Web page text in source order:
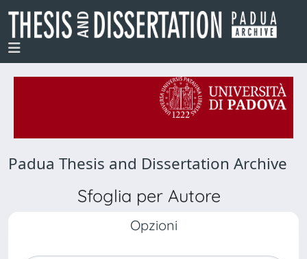
Padua Thesis and Dissertation Archive
Sfoglia per Autore
Opzioni